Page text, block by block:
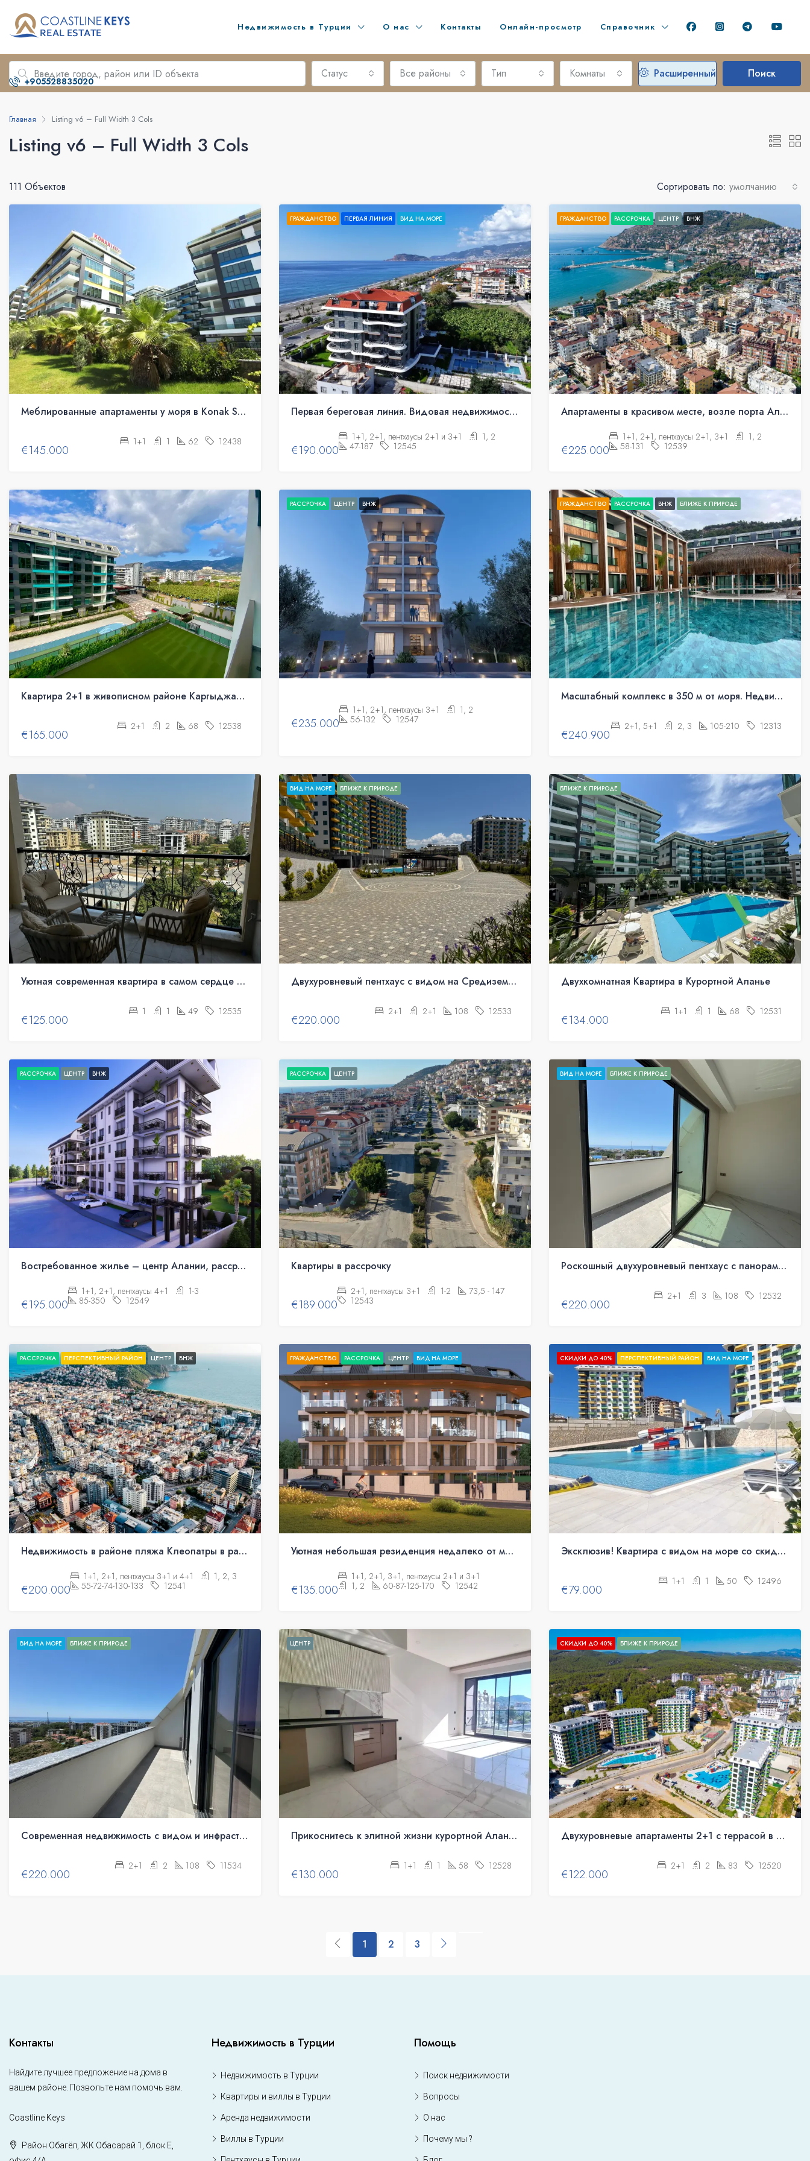
Недвижимость в Турции О нас Контакты Онлайн-просмотр Справочник
+905528835020
Статус Все районы Тип Комнаты Расширенный Поиск
Главная Listing v6 – Full Width 3 Cols
Listing v6 – Full Width 3 Cols
111 Объектов Сортировать по: умолчанию
Меблированные апартаменты у моря в Konak Seaside Resort
€145.000
1+1 1 62 12438
ГРАЖДАНСТВО ПЕРВАЯ ЛИНИЯ ВИД НА МОРЕ
Первая береговая линия. Видовая недвижимость под гражданство
€190.000
1+1, 2+1, пентхаусы 2+1 и 3+1
1, 2
47-187
12545
ГРАЖДАНСТВО РАССРОЧКА ЦЕНТР ВНЖ
Апартаменты в красивом месте, возле порта Аланьи.
€225.000
1+1, 2+1, пентхаусы 2+1, 3+1
1, 2
58-131
12539
Квартира 2+1 в живописном районе Каргыджак, Аланья
€165.000
2+1 2 68 12538
РАССРОЧКА ЦЕНТР ВНЖ
€235.000
1+1, 2+1, пентхаусы 3+1
1, 2
56-132
12547
ГРАЖДАНСТВО РАССРОЧКА ВНЖ БЛИЖЕ К ПРИРОДЕ
Масштабный комплекс в 350 м от моря. Недвижимость под гражданство.
€240.900
2+1, 5+1 2, 3 105-210 12313
Уютная современная квартира в самом сердце Махмутлара
€125.000
1 1 49 12535
ВИД НА МОРЕ БЛИЖЕ К ПРИРОДЕ
Двухуровневый пентхаус с видом на Средиземное море в Аланье, Авсаллар.
€220.000
2+1 2+1 108 12533
БЛИЖЕ К ПРИРОДЕ
Двухкомнатная Квартира в Курортной Аланье
€134.000
1+1 1 68 12531
РАССРОЧКА ЦЕНТР ВНЖ
Востребованное жилье – центр Алании, рассрочка
€195.000
1+1, 2+1, пентхаусы 4+1
1-3
85-350
12549
РАССРОЧКА ЦЕНТР
Квартиры в рассрочку
€189.000
2+1, пентхаусы 3+1 1-2
73,5 - 147
12543
ВИД НА МОРЕ БЛИЖЕ К ПРИРОДЕ
Роскошный двухуровневый пентхаус с панорамным видом на море в Авсалларе, Аланья
€220.000
2+1 3 108 12532
РАССРОЧКА ПЕРСПЕКТИВНЫЙ РАЙОН ЦЕНТР ВНЖ
Недвижимость в районе пляжа Клеопатры в рассрочку
€200.000
1+1, 2+1, пентхаусы 3+1 и 4+1
1, 2, 3
55-72-74-130-133
12541
ГРАЖДАНСТВО РАССРОЧКА ЦЕНТР ВИД НА МОРЕ
Уютная небольшая резиденция недалеко от моря. Квартиры в рассрочку.
€135.000
1+1, 2+1, 3+1, пентхаусы 2+1 и 3+1
1, 2
60-87-125-170 12542
СКИДКИ ДО 40% ПЕРСПЕКТИВНЫЙ РАЙОН ВИД НА МОРЕ
Эксклюзив! Квартира с видом на море со скидкой 20%
€79.000
1+1 1 50 12496
ВИД НА МОРЕ БЛИЖЕ К ПРИРОДЕ
Современная недвижимость с видом и инфраструктурой в Авсалларе
€220.000
2+1 2 108 11534
ЦЕНТР
Прикоснитесь к элитной жизни курортной Алании
€130.000
1+1 1 58 12528
СКИДКИ ДО 40% БЛИЖЕ К ПРИРОДЕ
Двухуровневые апартаменты 2+1 с террасой в ЖК Konak Green Towers
€122.000
2+1 2 83 12520
1 2 3
Контакты
Найдите лучшее предложение на дома в
вашем районе. Позвольте нам помочь вам.
Coastline Keys
Район Обагёл, ЖК Обасарай 1, блок Е,
Недвижимость в Турции
Недвижимость в Турции
Квартиры и виллы в Турции
Аренда недвижимости
Виллы в Турции
Помощь
Поиск недвижимости
Вопросы
О нас
Почему мы ?